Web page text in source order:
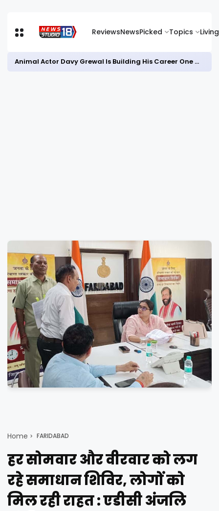
ReviewsNewsPicked Topics Living
Animal Actor Davy Grewal Is Building His Career One Role at a Time- from Courtrooms to Cinema
Home FARIDABAD
हर सोमवार और वीरवार को लग
रहे समाधान शिविर, लोगों को
मिल रही राहत : एडीसी अंजलि